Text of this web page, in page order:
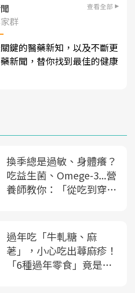
Mute
查看全部
群
鍵的醫藥新知，以及不斷更
新聞，替你找到最佳的健康
換季總是過敏、身體癢？
吃益生菌、Omege-3...營
養師教你：「從吃到穿」
過年吃「牛軋糖、麻
荖」，小心吃出蕁麻疹！
「6種過年零食」竟是過